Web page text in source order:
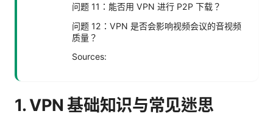
问题 11：能否用 VPN 进行 P2P 下载？
问题 12：VPN 是否会影响视频会议的音视频
质量？
Sources:
1. VPN 基础知识与常见迷思